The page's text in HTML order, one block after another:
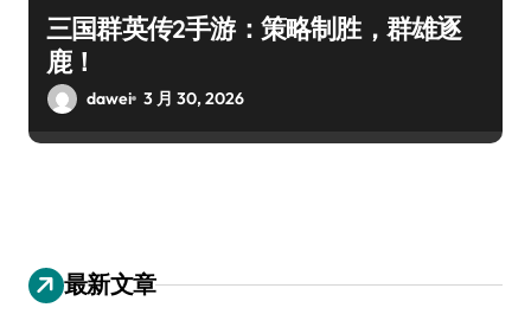
三国群英传2手游：策略制胜，群雄逐
鹿！
dawei 3 月 30, 2026
最新文章